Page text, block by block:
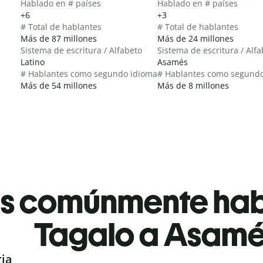
Hablado en # países
+6
# Total de hablantes
Más de 87 millones
Sistema de escritura / Alfabeto
Latino
# Hablantes como segundo idioma
Más de 54 millones
Hablado en # países
+3
# Total de hablantes
Más de 24 millones
Sistema de escritura /
Asamés
# Hablantes como
Más de 8 millones
comúnmente
Tagalo a